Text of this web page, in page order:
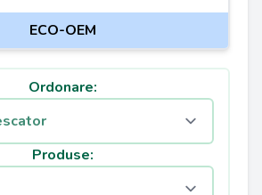
ECO-OEM
Ordonare:
Produse: